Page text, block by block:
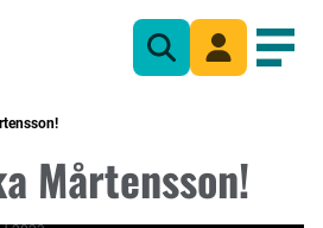
Sök Mina sidor
Mårtensson!